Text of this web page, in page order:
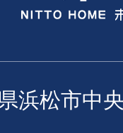
浜松市中